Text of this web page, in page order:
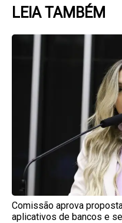
LEIA TAMBÉM
Comissão aprova
aplicativos de bancos e